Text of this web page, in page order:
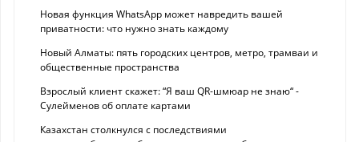
Новая функция WhatsApp может навредить вашей
приватности: что нужно знать каждому
Новый Алматы: пять городских центров, метро, трамваи и
общественные пространства
Взрослый клиент скажет: “Я ваш QR-шмюар не знаю“ -
Сулейменов об оплате картами
Казахстан столкнулся с последствиями